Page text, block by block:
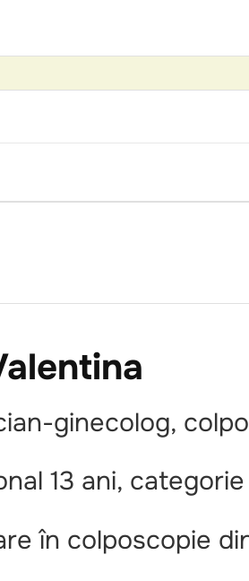
ginecolog,
13 ani,
în colposcopie